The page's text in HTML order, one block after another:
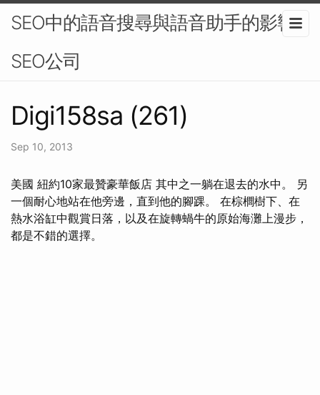
SEO中的語音搜尋與語音助手的影響-
SEO公司
Digi158sa (261)
Sep 10, 2013
美國 紐約10家最贊豪華飯店 其中之一躺在退去的水中。 另
一個耐心地站在他旁邊，直到他的腳踝。 在棕櫚樹下、在
熱水浴缸中觀賞日落，以及在旋轉蝸牛的原始海灘上漫步，
都是不錯的選擇。